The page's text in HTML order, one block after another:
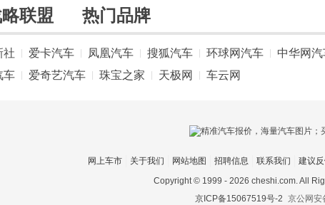
神行者
联盟 热门品牌
社 爱卡汽车 凤凰汽车 搜狐汽车 环球网汽车 中华网汽
车 爱奇艺汽车 珠宝之家 天极网 车云网
网上车市 关于我们 网站地图 招聘信息 联系我们 建议
Copyright © 1999 - 2026 cheshi.com. All
京ICP备15067519号-2 京公网